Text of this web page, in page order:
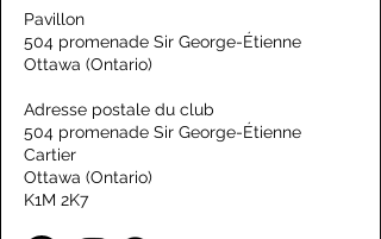
Pavillon
504 promenade Sir George-Étienne
Ottawa (Ontario)
Adresse postale du club
504 promenade Sir George-Étienne
Cartier
Ottawa (Ontario)
K1M 2K7